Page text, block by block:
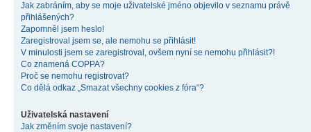
Jak zabráním, aby se moje uživatelské jméno objevilo v seznamu právě
přihlášených?
Zapomněl jsem heslo!
Zaregistroval jsem se, ale nemohu se přihlásit!
V minulosti jsem se zaregistroval, ovšem nyní se nemohu přihlásit?!
Co znamená COPPA?
Proč se nemohu registrovat?
Co dělá odkaz „Smazat všechny cookies z fóra“?
Uživatelská nastavení
Jak změním svoje nastavení?